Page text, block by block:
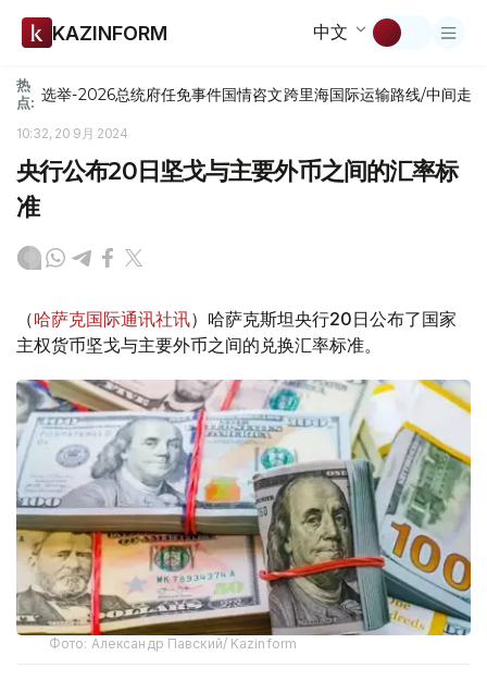
KAZINFORM 中文
热
点: 选举-2026总统府任免事件国情咨文跨里海国际运输路线/中间走廊
10:32, 20 9月 2024
央行公布20日坚戈与主要外币之间的汇率标
准
（哈萨克国际通讯社讯）哈萨克斯坦央行20日公布了国家
主权货币坚戈与主要外币之间的兑换汇率标准。
Фото: Александр Павский/ Kazinform